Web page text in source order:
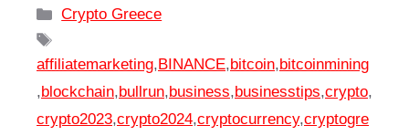
Κατηγορίες
Crypto Greece
affiliatemarketing, BINANCE,bitcoin,bitcoinmining
,blockchain,bullrun,business,businesstips,crypto,
crypto2023,crypto2024,cryptocurrency,cryptogre